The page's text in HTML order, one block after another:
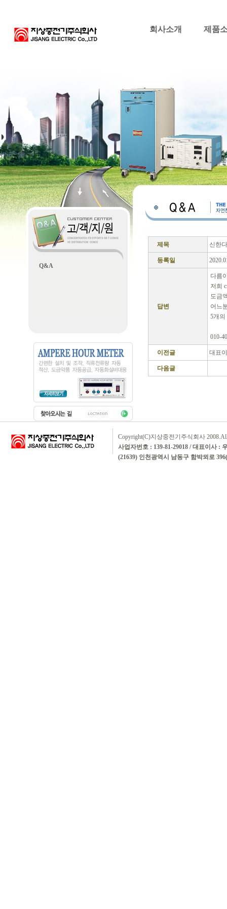
회사소개 제품
Q&A
제목 신한
등록일
답변
다름
저희
도금
어느
5개의
010-
이전글 대표
다음글
Copyright(C)지상중전기주식회사
사업자번호 : 139-81-29018 / 대표이사 :
(21639) 인천광역시 남동구 함박뫼로